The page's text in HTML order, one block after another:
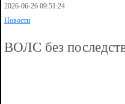
2026-06-26 09:51:24
Новости
ВОЛС без